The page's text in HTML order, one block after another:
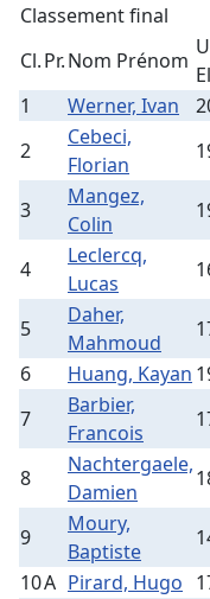
Classement final
Cl.Pr.Nom Prénom
U
1
Werner, Ivan
2
Cebeci,
Florian
3
Mangez,
Colin
4
Leclercq,
Lucas
5
Daher,
Mahmoud
6
Huang, Kayan
7
Barbier,
Francois
8
Nachtergaele,
Damien
9
Moury,
Baptiste
10A Pirard, Hugo